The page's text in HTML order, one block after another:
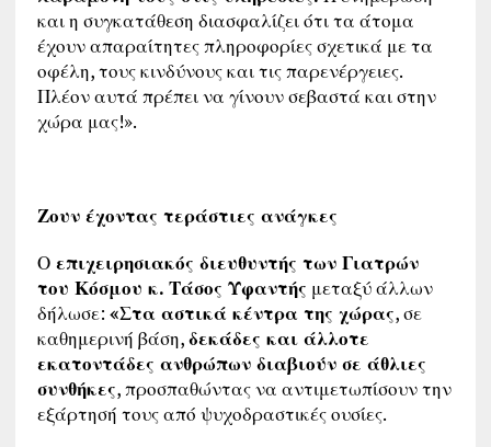
και η συγκατάθεση διασφαλίζει ότι τα άτομα
έχουν απαραίτητες πληροφορίες σχετικά με τα
οφέλη, τους κινδύνους και τις παρενέργειες.
Πλέον αυτά πρέπει να γίνουν σεβαστά και στην
χώρα μας!».
Ζουν έχοντας τεράστιες ανάγκες
Οεπιχειρησιακός διευθυντής των Γιατρών
του Κόσμου κ. Τάσος Υφαντής μεταξύ άλλων
δήλωσε: «Στα αστικά κέντρα της χώρας, σε
καθημερινή βάση,δεκάδες και άλλοτε
εκατοντάδες ανθρώπων διαβιούν σε άθλιες
συνθήκες, προσπαθώντας να αντιμετωπίσουν την
εξάρτησή τους από ψυχοδραστικές ουσίες.